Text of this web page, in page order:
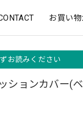
お買い
読みください
ションカバー(ベ